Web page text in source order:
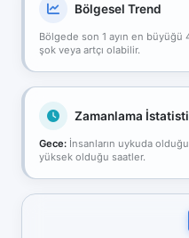
Bölgesel Trend
Bölgede son 1 ayın en
şok veya artçı olabilir.
Zamanlama
Gece: İnsanların uykuda
yüksek olduğu saatler.